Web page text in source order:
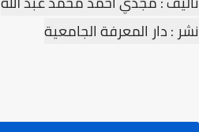
نشر : دار المعرفة الجامعية